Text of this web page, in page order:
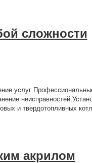
сложности
услуг
и твердотопливных
акрилом